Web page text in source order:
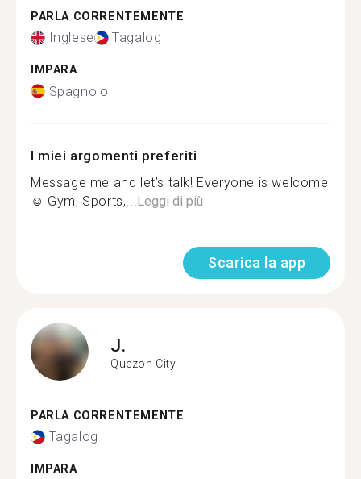
PARLA CORRENTEMENTE
Inglese Tagalog
IMPARA
Spagnolo
I miei argomenti preferiti
Message me and let’s talk! Everyone is welcome
☺️ Gym, Sports,... Leggi di più
Scarica la app
J.
Quezon City
PARLA CORRENTEMENTE
Tagalog
IMPARA